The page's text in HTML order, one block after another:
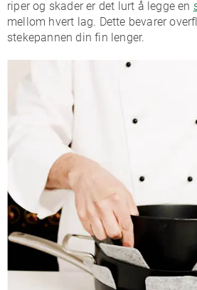
riper og skader er det lurt å legge en
mellom hvert lag. Dette bevarer
stekepannen din fin lenger.